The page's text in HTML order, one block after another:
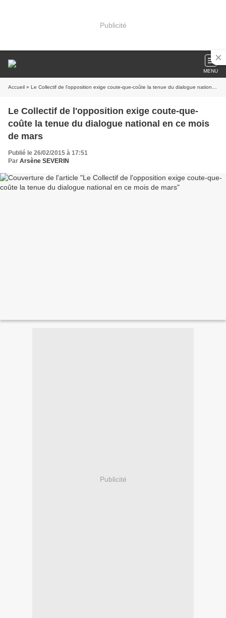
Publicité
MENU
Accueil » Le Collectif de l'opposition exige coute-que-coûte la tenue du dialogue national en ce mois de mars
Le Collectif de l'opposition exige coute-que-
coûte la tenue du dialogue national en ce mois
de mars
Publié le 26/02/2015 à 17:51
Par Arsène SEVERIN
Publicité